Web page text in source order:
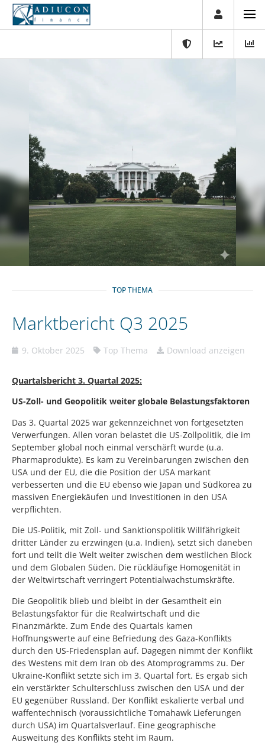
TOP THEMA
Marktbericht Q3 2025
9. Oktober 2025 Top Thema Download anzeigen
Quartalsbericht 3. Quartal 2025:
US-Zoll- und Geopolitik weiter globale Belastungsfaktoren
Das 3. Quartal 2025 war gekennzeichnet von fortgesetzten
Verwerfungen. Allen voran belastet die US-Zollpolitik, die im
September global noch einmal verschärft wurde (u.a.
Pharmaprodukte). Es kam zu Vereinbarungen zwischen den
USA und der EU, die die Position der USA markant
verbesserten und die EU ebenso wie Japan und Südkorea zu
massiven Energiekäufen und Investitionen in den USA
verpflichten.
Die US-Politik, mit Zoll- und Sanktionspolitik Willfährigkeit
dritter Länder zu erzwingen (u.a. Indien), setzt sich daneben
fort und teilt die Welt weiter zwischen dem westlichen Block
und dem Globalen Süden. Die rückläufige Homogenität in
der Weltwirtschaft verringert Potentialwachstumskräfte.
Die Geopolitik blieb und bleibt in der Gesamtheit ein
Belastungsfaktor für die Realwirtschaft und die
Finanzmärkte. Zum Ende des Quartals kamen
Hoffnungswerte auf eine Befriedung des Gaza-Konflikts
durch den US-Friedensplan auf. Dagegen nimmt der Konflikt
des Westens mit dem Iran ob des Atomprogramms zu. Der
Ukraine-Konflikt setzte sich im 3. Quartal fort. Es ergab sich
ein verstärkter Schulterschluss zwischen den USA und der
EU gegenüber Russland. Der Konflikt eskalierte verbal und
waffentechnisch (voraussichtliche Tomahawk Lieferungen
durch USA) im Quartalsverlauf. Eine geographische
Ausweitung des Konflikts steht im Raum.